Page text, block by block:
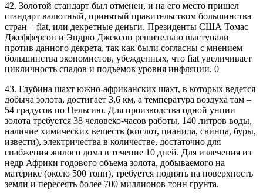
42. Золотой стандарт был отменен, и на его место пришел
стандарт валютный, принятый правительством большинства
стран – fiat, или декретные деньги. Президенты США Томас
Джефферсон и Эндрю Джексон решительно выступали
против данного декрета, так как были согласны с мнением
большинства экономистов, убежденных, что fiat увеличивает
цикличность спадов и подъемов уровня инфляции. 0
43. Глубина шахт южно-африканских шахт, в которых ведется
добыча золота, достигает 3,6 км, а температура воздуха там –
54 градусов по Цельсию. Для производства одной унции
золота требуется 38 человеко-часов работы, 140 литров воды,
наличие химических веществ (кислот, цианида, свинца, буры,
извести), электричества в количестве, достаточно для
снабжения жилого дома в течение 10 дней. Для излечения из
недр Африки годового объема золота, добываемого на
материке (около 500 тонн), требуется поднять на поверхность
земли и пересеять более 700 миллионов тонн грунта.